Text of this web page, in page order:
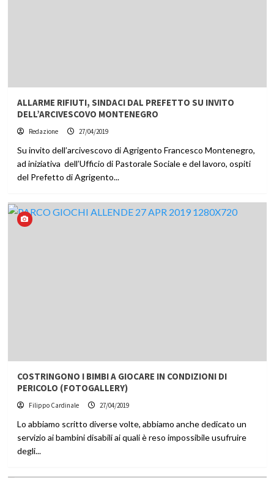
ALLARME RIFIUTI, SINDACI DAL PREFETTO SU INVITO
DELL’ARCIVESCOVO MONTENEGRO
Redazione 27/04/2019
Su invito dell’arcivescovo di Agrigento Francesco Montenegro,
ad iniziativa dell’Ufficio di Pastorale Sociale e del lavoro, ospiti
del Prefetto di Agrigento...
COSTRINGONO I BIMBI A GIOCARE IN CONDIZIONI DI
PERICOLO (FOTOGALLERY)
Filippo Cardinale 27/04/2019
Lo abbiamo scritto diverse volte, abbiamo anche dedicato un
servizio ai bambini disabili ai quali è reso impossibile usufruire
degli...